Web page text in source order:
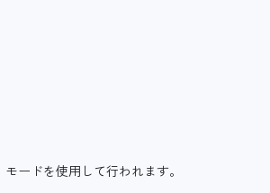
ードを使用して行われます。